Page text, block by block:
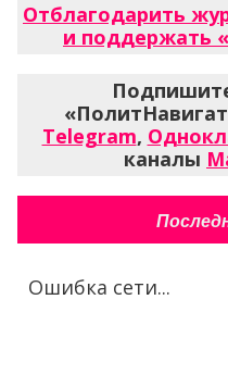
Отблагодарить
и поддержать
Telegram,
каналы
Ошибка сети...